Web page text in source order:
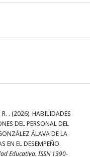
. (2026). HABILIDADES
DEL PERSONAL DEL
ÁLAVA DE LA
EN EL DESEMPEÑO.
Educativa. ISSN 1390-